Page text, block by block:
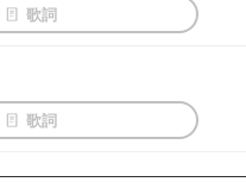
歌詞
歌詞